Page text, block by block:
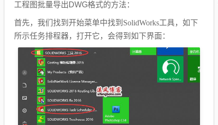
工程图批量导出DWG格式的方法：
首先，我们找到开始菜单中找到SolidWorks工具，如下
所示任务排程器，打开它，会得到如下界面：